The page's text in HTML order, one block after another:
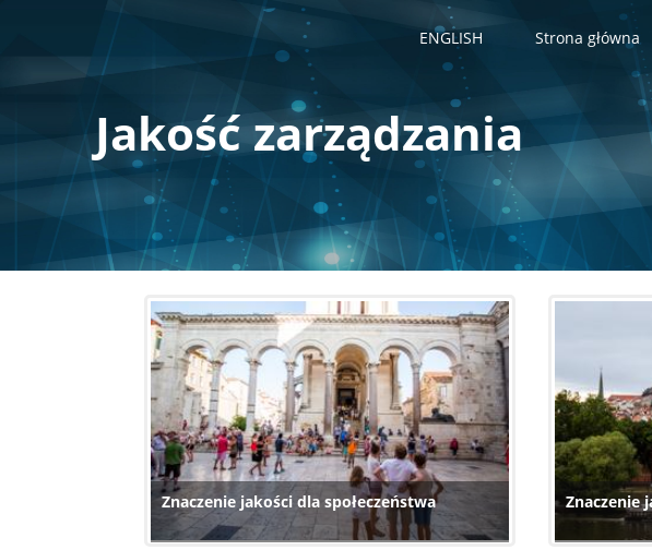
ENGLISH Strona główna
Jakość zarządzania
Znaczenie jakości dla społeczeństwa Znaczenie
Stronicowanie